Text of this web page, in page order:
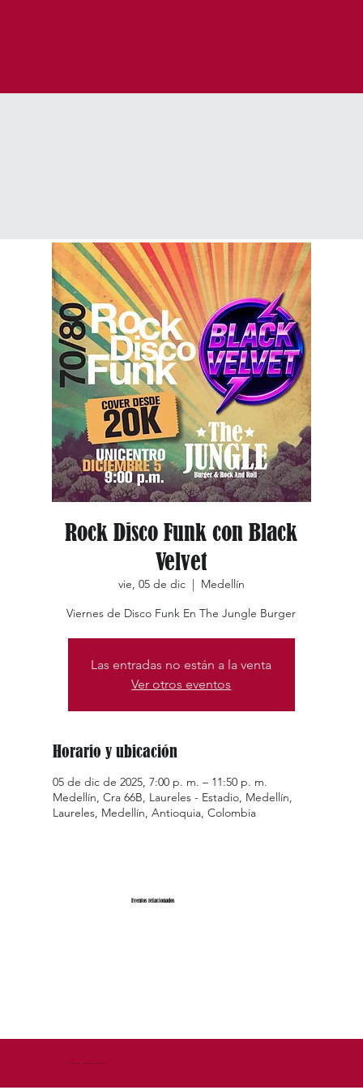
Eventos relacionados
Rock Disco Funk con Black
Velvet
vie, 05 de dic
  |
Medellín
Viernes de Disco Funk En The Jungle Burger
Las entradas no están a la venta
Ver otros eventos
Horario y ubicación
05 de dic de 2025, 7:00 p. m. – 11:50 p. m.
Medellín, Cra 66B, Laureles - Estadio, Medellín,
Laureles, Medellín, Antioquia, Colombia
© 2026 by DEM - Diseño Estrategico de Marca™